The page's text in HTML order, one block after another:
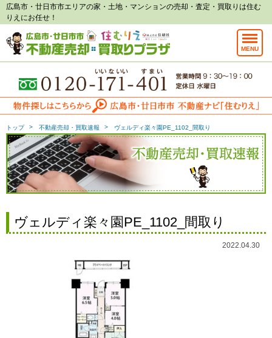
広島市・廿日市市エリアの家・土地・マンションの売却・査定・買取りは住む
りえにお任せ！
MENU
トップ 不動産売却・買取速報 ヴェルディ楽々園PE_1102_間取り
ヴェルディ楽々園PE_1102_間取り
2022.04.30